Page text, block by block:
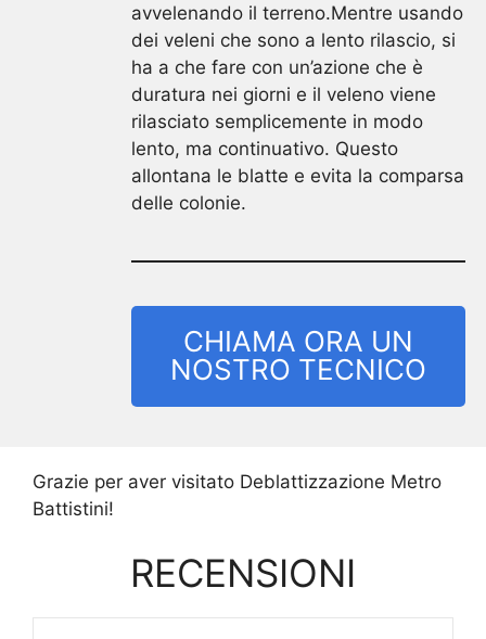
avvelenando il terreno.Mentre usando
dei veleni che sono a lento rilascio, si
ha a che fare con un’azione che è
duratura nei giorni e il veleno viene
rilasciato semplicemente in modo
lento, ma continuativo. Questo
allontana le blatte e evita la comparsa
delle colonie.
CHIAMA ORA UN
NOSTRO TECNICO
Grazie per aver visitato Deblattizzazione Metro
Battistini!
RECENSIONI